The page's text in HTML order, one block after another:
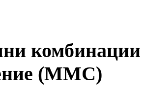
комбинации
(MMC)